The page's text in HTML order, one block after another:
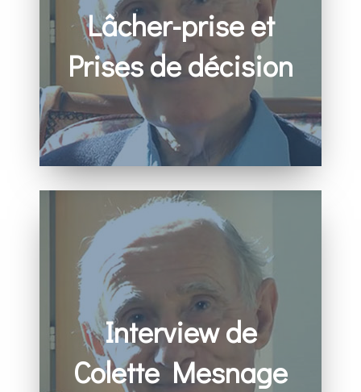
Lâcher-prise et
Prises de décision
« L’Homme dont l’esprit est libre de tout
attachement, qui s’est vaincu lui-même et a
dissipé toutes ses convoitises, accède à la
suprême perfection du non-agir »
– BhagavadGita (18, 49)
Interview de
Colette Mesnage